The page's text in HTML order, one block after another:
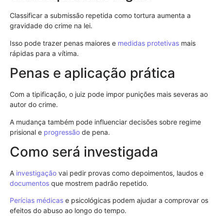
Classificar a submissão repetida como tortura aumenta a
gravidade do crime na lei.
Isso pode trazer penas maiores e medidas protetivas mais
rápidas para a vítima.
Penas e aplicação prática
Com a tipificação, o juiz pode impor punições mais severas ao
autor do crime.
A mudança também pode influenciar decisões sobre regime
prisional e progressão de pena.
Como será investigada
A investigação vai pedir provas como depoimentos, laudos e
documentos que mostrem padrão repetido.
Perícias médicas e psicológicas podem ajudar a comprovar os
efeitos do abuso ao longo do tempo.